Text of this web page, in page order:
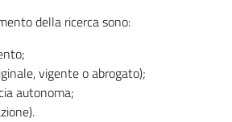
della ricerca sono:
vigente o abrogato);
autonoma;